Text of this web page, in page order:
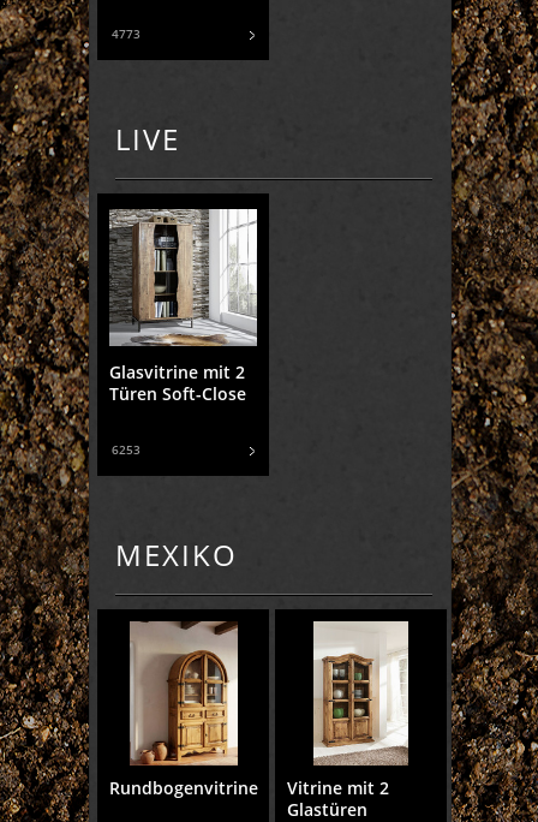
4773
LIVE
Glasvitrine mit 2
Türen Soft-Close
6253
MEXIKO
Rundbogenvitrine
Vitrine mit 2
Glastüren